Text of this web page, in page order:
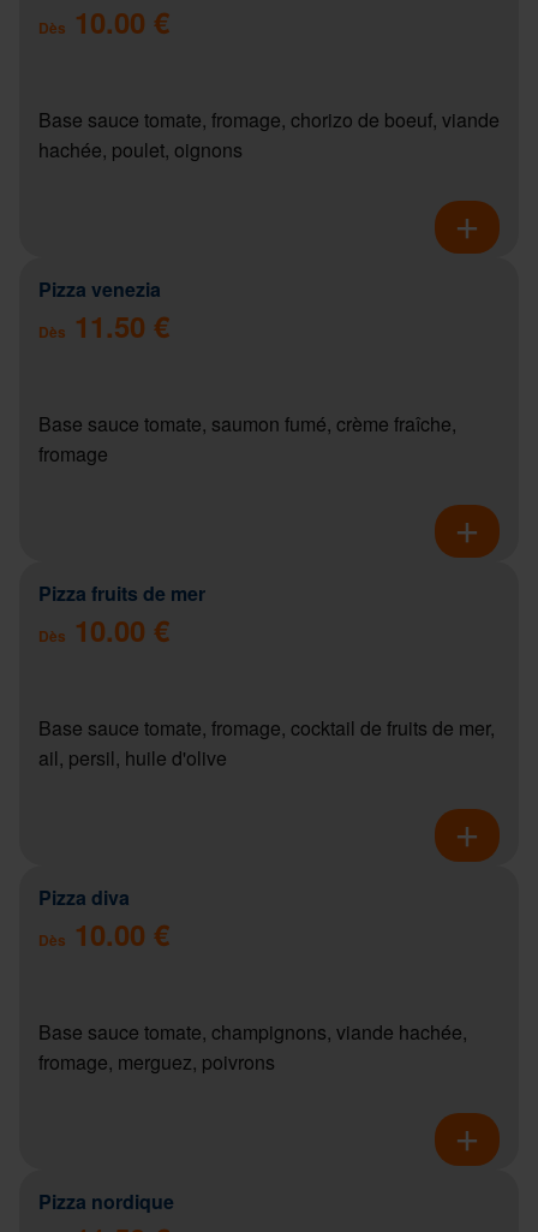
Dès 10.00 €
Base sauce tomate, fromage, chorizo de boeuf, viande
hachée, poulet, oignons
Pizza venezia
Dès 11.50 €
Base sauce tomate, saumon fumé, crème fraîche,
fromage
Pizza fruits de mer
Dès 10.00 €
Base sauce tomate, fromage, cocktail de fruits de mer,
ail, persil, huile d'olive
Pizza diva
Dès 10.00 €
Base sauce tomate, champignons, viande hachée,
fromage, merguez, poivrons
Pizza nordique